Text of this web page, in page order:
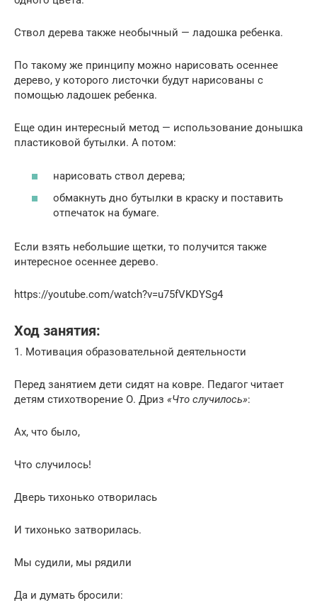
Ствол дерева также необычный — ладошка ребенка.
По такому же принципу можно нарисовать осеннее
дерево, у которого листочки будут нарисованы с
помощью ладошек ребенка.
Еще один интересный метод — использование донышка
пластиковой бутылки. А потом:
нарисовать ствол дерева;
обмакнуть дно бутылки в краску и поставить
отпечаток на бумаге.
Если взять небольшие щетки, то получится также
интересное осеннее дерево.
https://youtube.com/watch?v=u75fVKDYSg4
Ход занятия:
1. Мотивация образовательной деятельности
Перед занятием дети сидят на ковре. Педагог читает
детям стихотворение О. Дриз «Что случилось»:
Ах, что было,
Что случилось!
Дверь тихонько отворилась
И тихонько затворилась.
Мы судили, мы рядили
Да и думать бросили: